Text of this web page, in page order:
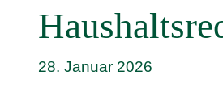
28. Januar 2026